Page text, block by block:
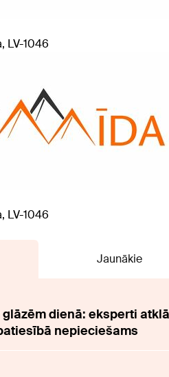
LV-1046
LV-1046
Jaunākie
dienā: eksperti
nepieciešams